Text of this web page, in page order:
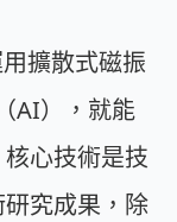
擴散式磁振
AI），就能
心技術是技
究成果，除